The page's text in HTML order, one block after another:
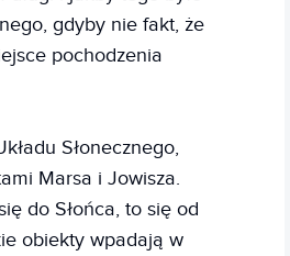
gdyby nie fakt, że
pochodzenia
Słonecznego,
Marsa i Jowisza.
do Słońca, to się od
obiekty wpadają w